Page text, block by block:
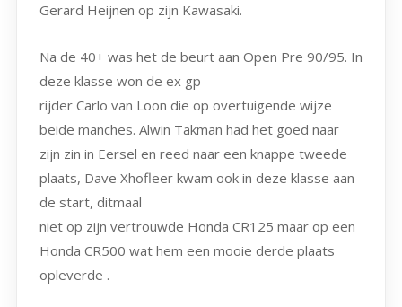
Gerard Heijnen op zijn Kawasaki.
Na de 40+ was het de beurt aan Open Pre 90/95. In
deze klasse won de ex gp-
rijder Carlo van Loon die op overtuigende wijze
beide manches. Alwin Takman had het goed naar
zijn zin in Eersel en reed naar een knappe tweede
plaats, Dave Xhofleer kwam ook in deze klasse aan
de start, ditmaal
niet op zijn vertrouwde Honda CR125 maar op een
Honda CR500 wat hem een mooie derde plaats
opleverde .